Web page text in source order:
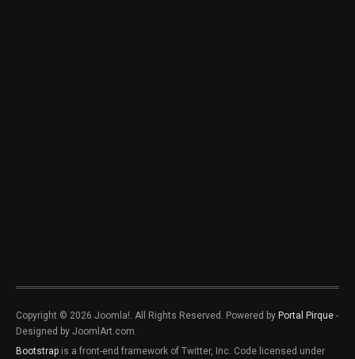
Copyright © 2026 Joomla!. All Rights Reserved. Powered by Portal Pirque -
Designed by JoomlArt.com.
Bootstrap is a front-end framework of Twitter, Inc. Code licensed under